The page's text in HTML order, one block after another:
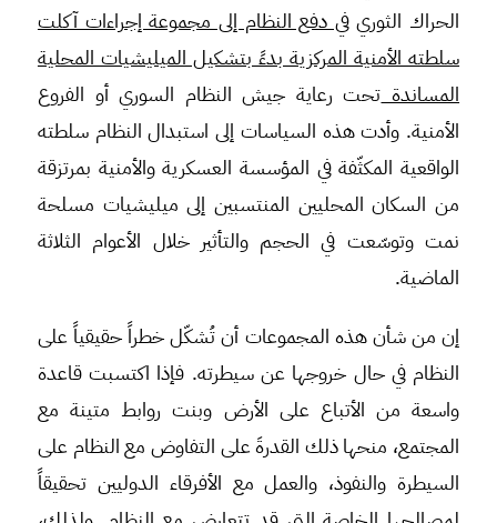
الحراك الثوريفي دفع النظام إلى مجموعة إجراءات آكلت
سلطته الأمنية المركزية بدءً بتشكيل الميليشيات المحلية
المساندة تحت رعاية جيش النظام السوري أو الفروع
الأمنية. وأدت هذه السياسات إلى استبدال النظام سلطته
الواقعية المكثّفة في المؤسسة العسكرية والأمنية بمرتزقة
من السكان المحليين المنتسبين إلى ميليشيات مسلحة
نمت وتوسّعت في الحجم والتأثير خلال الأعوام الثلاثة
الماضية.
إن من شأن هذه المجموعات أن تُشكّل خطراً حقيقياً على
النظام في حال خروجها عن سيطرته. فإذا اكتسبت قاعدة
واسعة من الأتباع على الأرض وبنت روابط متينة مع
المجتمع، منحها ذلك القدرةَ على التفاوض مع النظام على
السيطرة والنفوذ، والعمل مع الأفرقاء الدوليين تحقيقاً